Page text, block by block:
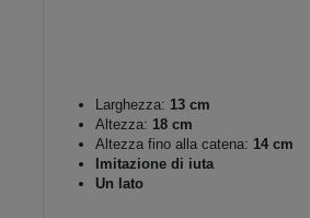
Larghezza: 13 cm
Altezza: 18 cm
Altezza fino alla catena: 14 cm
Imitazione di iuta
Un lato